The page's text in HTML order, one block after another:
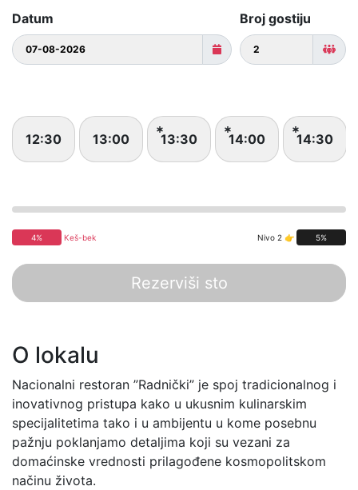
Datum Broj gostiju
12:30 13:00 13:30 14:00 14:30
4% Keš-bek Nivo 2 👉 5%
Rezerviši sto
O lokalu
Nacionalni restoran ”Radnički” je spoj tradicionalnog i
inovativnog pristupa kako u ukusnim kulinarskim
specijalitetima tako i u ambijentu u kome posebnu
pažnju poklanjamo detaljima koji su vezani za
domaćinske vrednosti prilagođene kosmopolitskom
načinu života.